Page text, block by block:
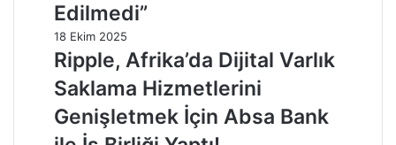
Edilmedi”
18 Ekim 2025
Ripple, Afrika’da Dijital Varlık
Saklama Hizmetlerini
Genişletmek İçin Absa Bank